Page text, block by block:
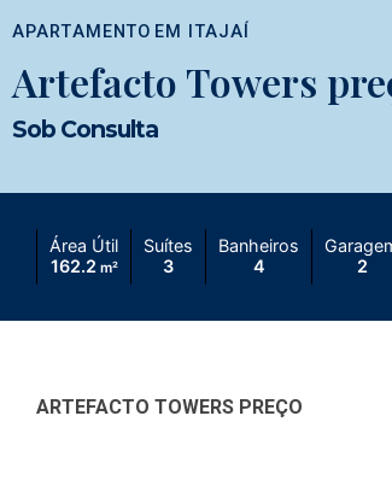
APARTAMENTO EM ITAJAÍ
Artefacto Towers
Sob Consulta
Área Útil
162.2 m²
Suítes
3
Banheiros
4
2
ARTEFACTO TOWERS PREÇO